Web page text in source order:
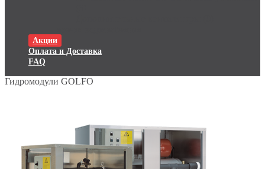
Акции
Оплата и Доставка
FAQ
Гидромодули GOLFO